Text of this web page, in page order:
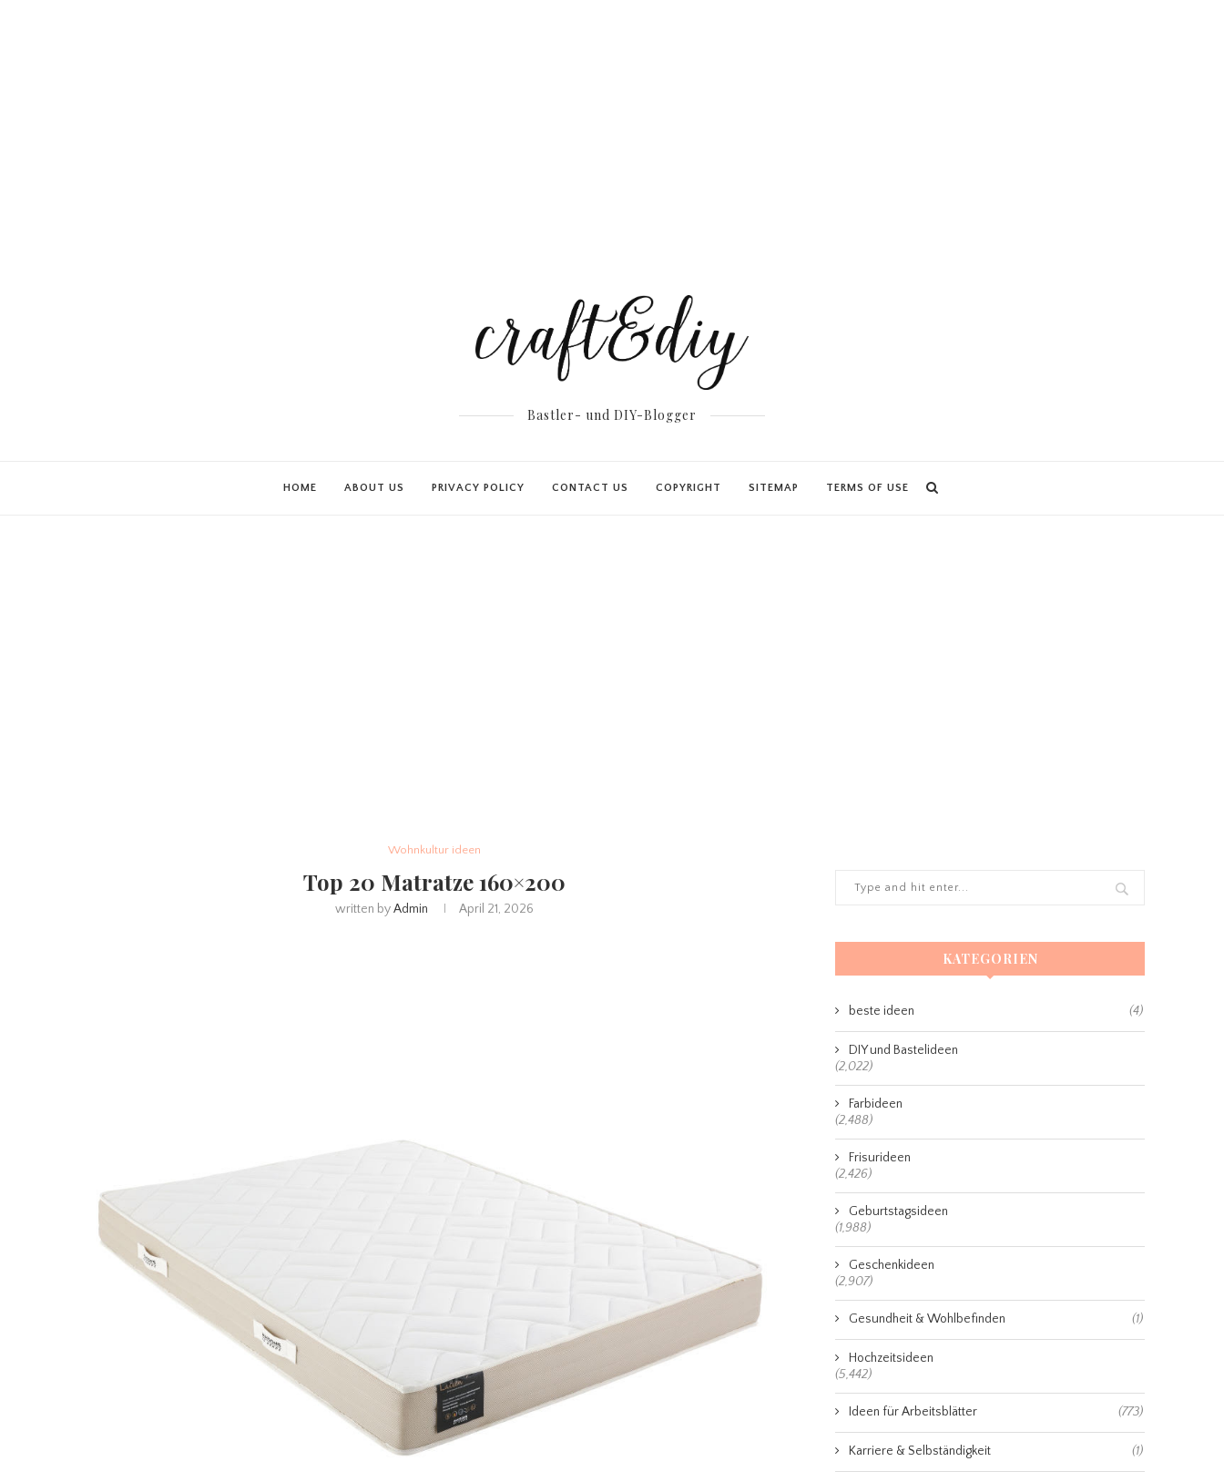
Bastler- und DIY-Blogger
HOME ABOUT US PRIVACY POLICY CONTACT US COPYRIGHT SITEMAP TERMS OF USE
Wohnkultur ideen
Top 20 Matratze 160×200
written byAdmin April 21, 2026
KATEGORIEN
beste ideen (4)
DIY und Bastelideen
(2,022)
Farbideen
(2,488)
Frisurideen
(2,426)
Geburtstagsideen
(1,988)
Geschenkideen
(2,907)
Gesundheit & Wohlbefinden (1)
Hochzeitsideen
(5,442)
Ideen für Arbeitsblätter (773)
Karriere & Selbständigkeit (1)